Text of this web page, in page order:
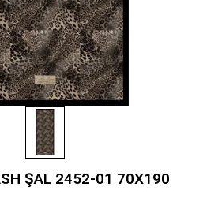
ŞAL 2452-01 70X190